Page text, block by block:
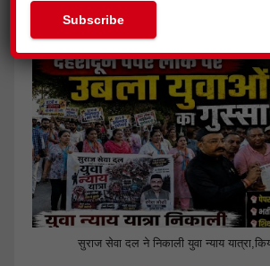
जिला प्रेस क्लब हरिद्वार ने की पत्रकार सुरक्षा आयोग
सुराज सेवा दल ने निकाली युवा न्याय